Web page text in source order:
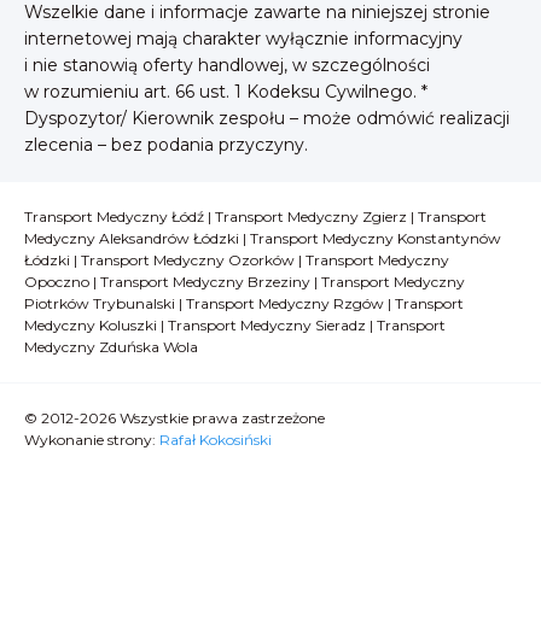
Wszelkie dane i informacje zawarte na niniejszej stronie
internetowej mają charakter wyłącznie informacyjny
i nie stanowią oferty handlowej, w szczególności
w rozumieniu art. 66 ust. 1 Kodeksu Cywilnego. *
Dyspozytor/ Kierownik zespołu – może odmówić realizacji
zlecenia – bez podania przyczyny.
Transport Medyczny Łódź | Transport Medyczny Zgierz | Transport
Medyczny Aleksandrów Łódzki | Transport Medyczny Konstantynów
Łódzki | Transport Medyczny Ozorków | Transport Medyczny
Opoczno | Transport Medyczny Brzeziny | Transport Medyczny
Piotrków Trybunalski | Transport Medyczny Rzgów | Transport
Medyczny Koluszki | Transport Medyczny Sieradz | Transport
Medyczny Zduńska Wola
© 2012-2026 Wszystkie prawa zastrzeżone
Wykonanie strony: Rafał Kokosiński